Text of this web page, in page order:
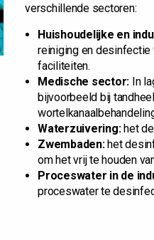
verschillende sectoren:
Huishoudelijke en
reiniging en desinfectie
faciliteiten.
Medische sector: In
bijvoorbeeld bij
Waterzuivering:het
Zwembaden:het
om het vrij te houden
Proceswater in de
proceswater te